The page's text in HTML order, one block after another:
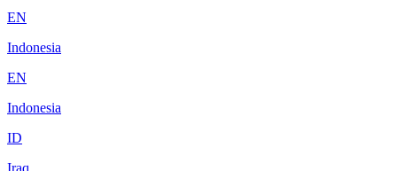
EN
Indonesia
EN
Indonesia
ID
Iraq